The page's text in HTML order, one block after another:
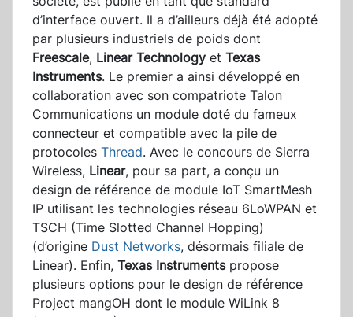
d’interface ouvert. Il a d’ailleurs déjà été adopté
par plusieurs industriels de poids dont
Freescale, Linear Technology et Texas
Instruments. Le premier a ainsi développé en
collaboration avec son compatriote Talon
Communications un module doté du fameux
connecteur et compatible avec la pile de
protocoles Thread. Avec le concours de Sierra
Wireless, Linear, pour sa part, a conçu un
design de référence de module IoT SmartMesh
IP utilisant les technologies réseau 6LoWPAN et
TSCH (Time Slotted Channel Hopping)
(d’origine Dust Networks, désormais filiale de
Linear). Enfin, Texas Instrumentspropose
plusieurs options pour le design de référence
Project mangOH dont le module WiLink 8